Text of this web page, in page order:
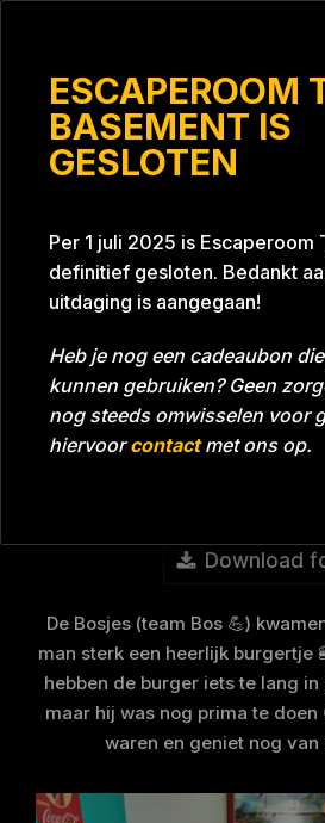
ESCAPEROOM
BASEMENT IS
GESLOTEN
Per 1 juli 2025 is Escaperoom
definitief gesloten. Bedankt
uitdaging is aangegaan!
Heb je nog een cadeaubon
kunnen gebruiken? Geen
nog steeds omwisselen voor
hiervoorcontactmet ons op.
Tijd Bijna gehaald
Room Grill With
Download
De Bosjes (team Bos 💪)
man sterk een heerlijk burgertje
hebben de burger iets te lang
maar hij was nog prima te doen
waren en geniet nog van